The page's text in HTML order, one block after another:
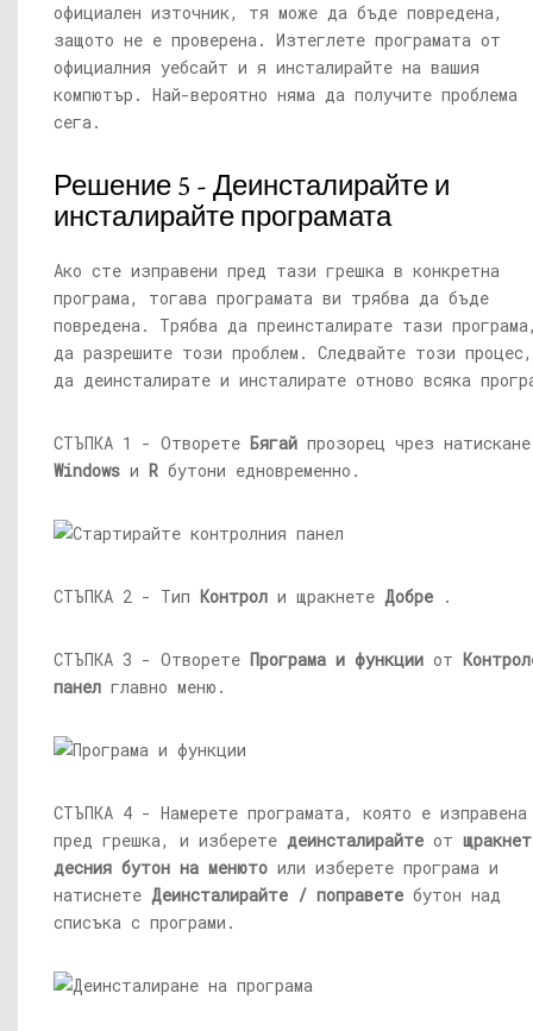
официален източник, тя може да бъде повредена,
защото не е проверена. Изтеглете програмата от
официалния уебсайт и я инсталирайте на вашия
компютър. Най-вероятно няма да получите проблема
сега.
Решение 5 - Деинсталирайте и
инсталирайте програмата
Ако сте изправени пред тази грешка в конкретна
програма, тогава програмата ви трябва да бъде
повредена. Трябва да преинсталирате тази
да разрешите този проблем. Следвайте този
да деинсталирате и инсталирате отново всяка
СТЪПКА 1 - Отворете Бягай прозорец чрез натискане
Windows и R бутони едновременно.
СТЪПКА 2 - Тип Контрол и щракнете Добре .
СТЪПКА 3 - Отворете Програма и функции от
панел главно меню.
СТЪПКА 4 - Намерете програмата, която е изправена
пред грешка, и изберете деинсталирайте от
десния бутон на менюто или изберете програма и
натиснете Деинсталирайте / поправете бутон над
списъка с програми.